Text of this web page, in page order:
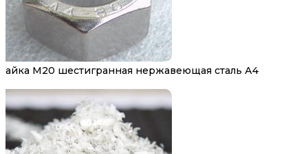
Гайка М20 шестигранная нержавеющая сталь А4